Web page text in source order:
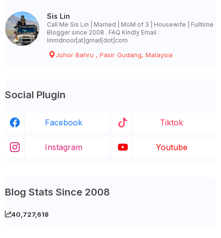
Sis Lin
Call Me Sis Lin | Married | MoM of 3 | Housewife | Fulltime
Blogger since 2008 . FAQ Kindly Email :
linmdnoor[at]gmail[dot]com
Johor Bahru , Pasir Gudang, Malaysia
Social Plugin
Facebook Tiktok
Instagram Youtube
Blog Stats Since 2008
40,727,618